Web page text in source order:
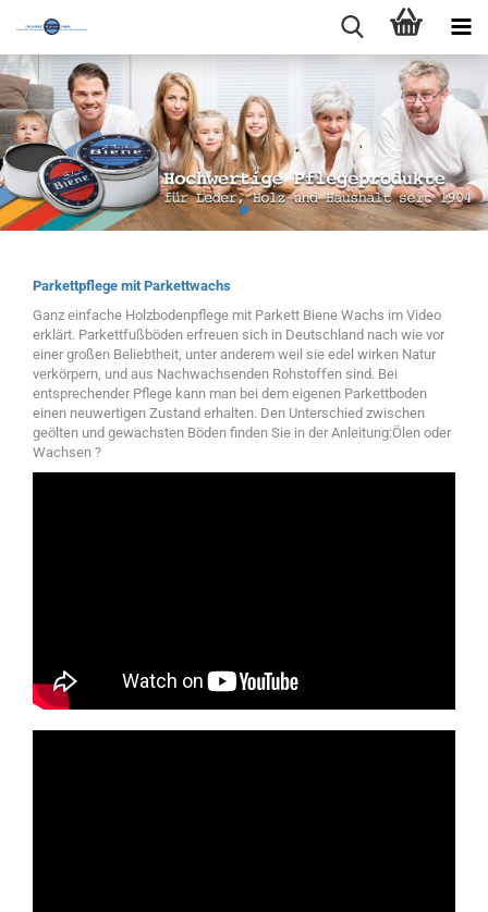
Parkettpflege mit Parkettwachs
Ganz einfache Holzbodenpflege mit Parkett Biene Wachs im Video
erklärt. Parkettfußböden erfreuen sich in Deutschland nach wie vor
einer großen Beliebtheit, unter anderem weil sie edel wirken Natur
verkörpern, und aus Nachwachsenden Rohstoffen sind. Bei
entsprechender Pflege kann man bei dem eigenen Parkettboden
einen neuwertigen Zustand erhalten. Den Unterschied zwischen
geölten und gewachsten Böden finden Sie in der Anleitung:Ölen oder
Wachsen ?